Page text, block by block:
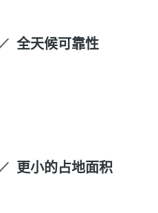
全天候可靠性
更小的占地面积